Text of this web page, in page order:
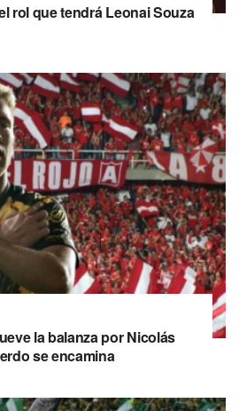
rol que tendrá Leonai Souza
la balanza por Nicolás
se encamina